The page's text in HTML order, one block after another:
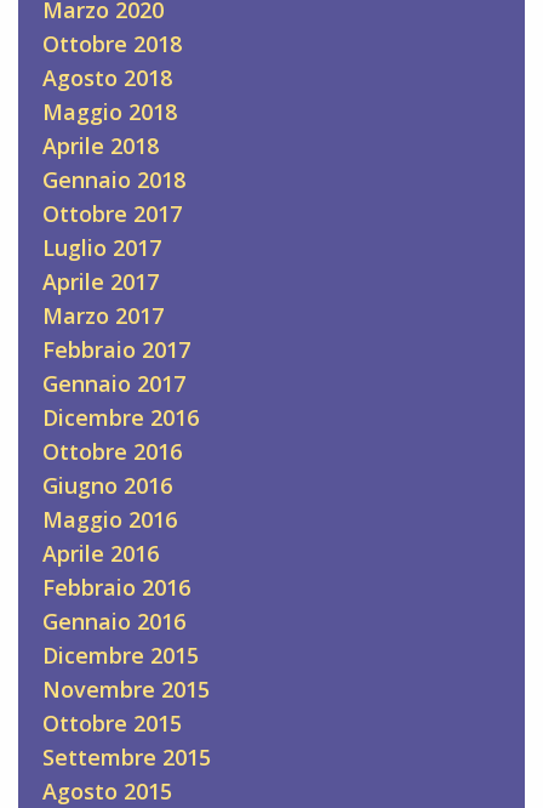
Marzo 2020
Ottobre 2018
Agosto 2018
Maggio 2018
Aprile 2018
Gennaio 2018
Ottobre 2017
Luglio 2017
Aprile 2017
Marzo 2017
Febbraio 2017
Gennaio 2017
Dicembre 2016
Ottobre 2016
Giugno 2016
Maggio 2016
Aprile 2016
Febbraio 2016
Gennaio 2016
Dicembre 2015
Novembre 2015
Ottobre 2015
Settembre 2015
Agosto 2015